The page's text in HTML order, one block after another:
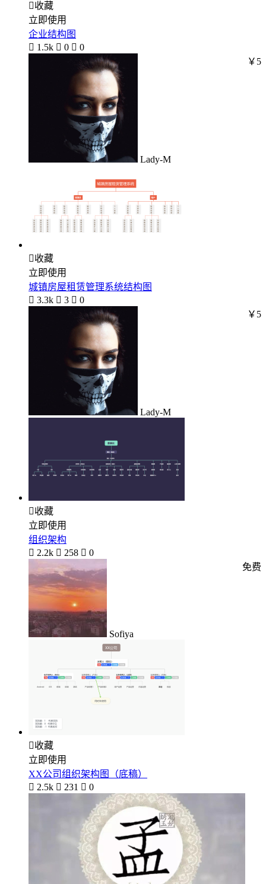
收藏
立即使用
企业结构图
 1.5k  0  0
Lady-M
￥5
收藏
立即使用
城镇房屋租赁管理系统结构图
 3.3k  3  0
Lady-M
￥5
收藏
立即使用
组织架构
 2.2k  258  0
Sofiya
免费
收藏
立即使用
XX公司组织架构图（底稿）
 2.5k  231  0